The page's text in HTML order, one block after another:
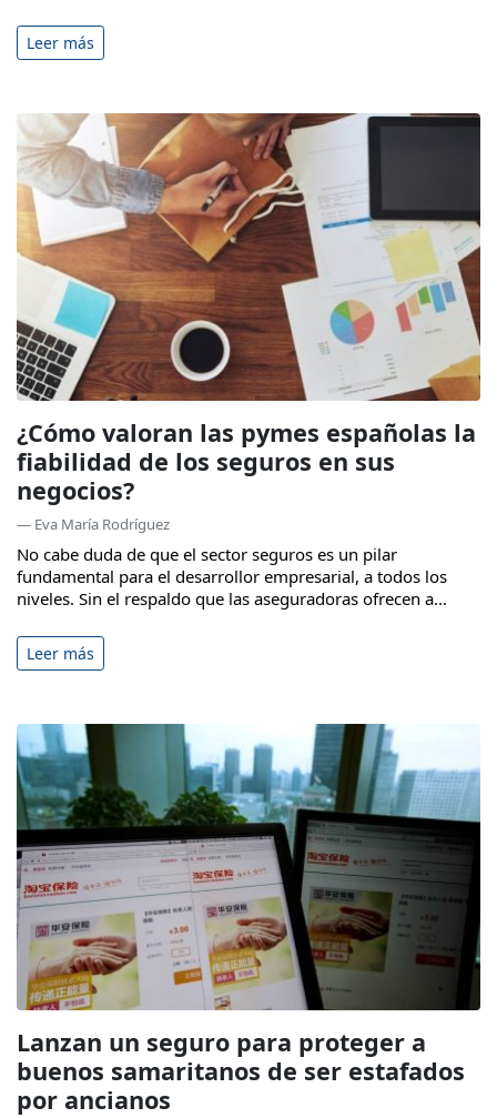
Leer más
¿Cómo valoran las pymes españolas la
fiabilidad de los seguros en sus
negocios?
— Eva María Rodríguez
No cabe duda de que el sector seguros es un pilar
fundamental para el desarrollor empresarial, a todos los
niveles. Sin el respaldo que las aseguradoras ofrecen a...
Leer más
Lanzan un seguro para proteger a
buenos samaritanos de ser estafados
por ancianos